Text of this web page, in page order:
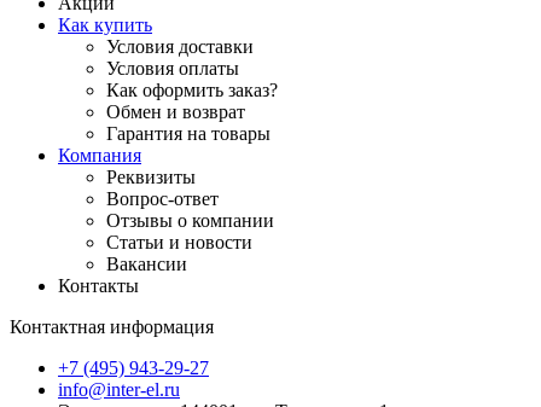
Как купить
Условия доставки
Условия оплаты
Как оформить заказ?
Обмен и возврат
Гарантия на товары
Компания
Реквизиты
Вопрос-ответ
Отзывы о компании
Статьи и новости
Вакансии
Контакты
Контактная информация
+7 (495) 943-29-27
info@inter-el.ru